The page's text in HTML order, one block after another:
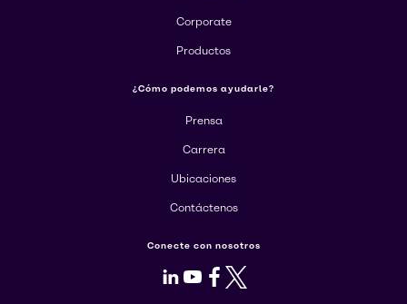
Corporate
Productos
¿Cómo podemos ayudarle?
Prensa
Carrera
Ubicaciones
Contáctenos
Conecte con nosotros
LinkedIn
Youtube
Facebook
X